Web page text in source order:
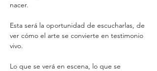
nacer.
Esta será la oportunidad de escucharlas, de
ver cómo el arte se convierte en testimonio
vivo.
Lo que se verá en escena, lo que se